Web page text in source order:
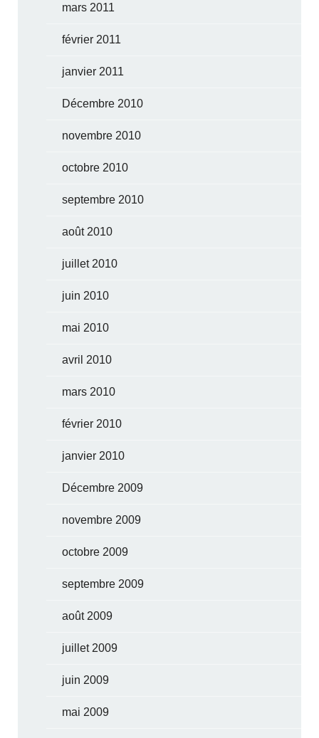
mars 2011
février 2011
janvier 2011
Décembre 2010
novembre 2010
octobre 2010
septembre 2010
août 2010
juillet 2010
juin 2010
mai 2010
avril 2010
mars 2010
février 2010
janvier 2010
Décembre 2009
novembre 2009
octobre 2009
septembre 2009
août 2009
juillet 2009
juin 2009
mai 2009